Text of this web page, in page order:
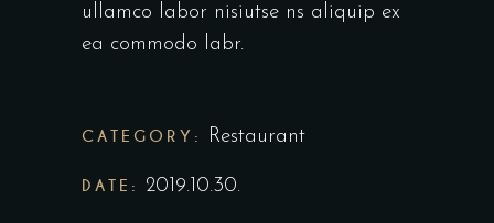
ullamco labor nisiutse ns aliquip ex
ea commodo labr.
CATEGORY: Restaurant
DATE: 2019.10.30.